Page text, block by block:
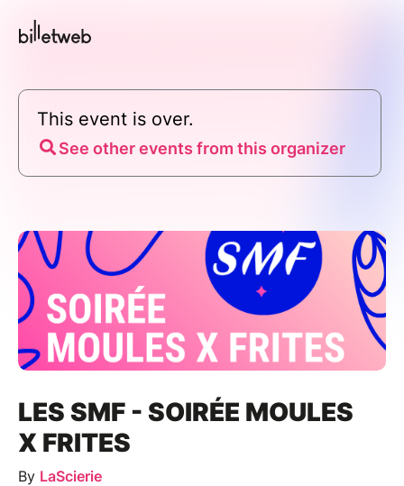
This event is over.
See other events from this organizer
LES SMF - SOIRÉE MOULES
X FRITES
By LaScierie